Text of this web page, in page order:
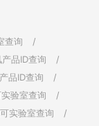
查询
/
品ID查询
/
品ID查询
/
验室查询
/
实验室查询
/